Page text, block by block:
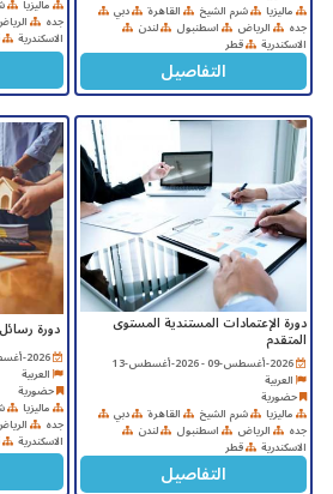
ماليزيا شرم الشيخ القاهرة دبي
جده الرياض اسطنبول لندن
الاسكندرية قطر
التفاصيل
ماليزيا
جده
الاسكندرية
دورة الإعتمادات المستندية المستوى
المتقدم
2026-أغسطس-09 - 2026-أغسطس-13
العربية
حضورية
ماليزيا شرم الشيخ القاهرة دبي
جده الرياض اسطنبول لندن
الاسكندرية قطر
التفاصيل
دورة
2026-أغسطس-09 - 2026-أغسطس-13
العربية
حضورية
ماليزيا
جده
الاسكندرية